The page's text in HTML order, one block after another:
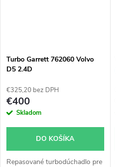
Turbo Garrett 762060 Volvo
D5 2.4D
€325,20 bez DPH
€400
Skladom
DO KOŠÍKA
Repasované turbodúchadlo pre